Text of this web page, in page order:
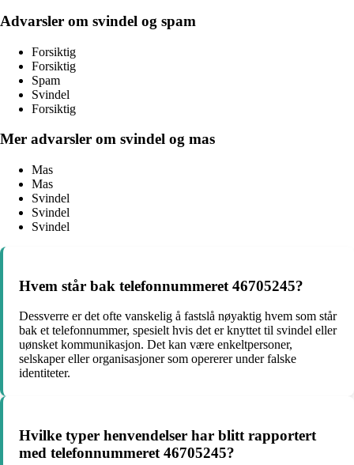
Advarsler om svindel og spam
Forsiktig
Forsiktig
Spam
Svindel
Forsiktig
Mer advarsler om svindel og mas
Mas
Mas
Svindel
Svindel
Svindel
Hvem står bak telefonnummeret 46705245?
Dessverre er det ofte vanskelig å fastslå nøyaktig hvem som står
bak et telefonnummer, spesielt hvis det er knyttet til svindel eller
uønsket kommunikasjon. Det kan være enkeltpersoner,
selskaper eller organisasjoner som opererer under falske
identiteter.
Hvilke typer henvendelser har blitt rapportert
med telefonnummeret 46705245?